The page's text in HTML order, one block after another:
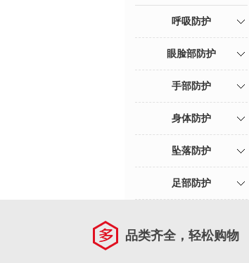
呼吸防护
眼脸部防护
手部防护
身体防护
坠落防护
足部防护
品类齐全，轻松购物